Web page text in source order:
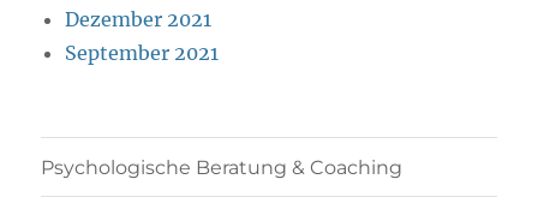
Dezember 2021
September 2021
Psychologische Beratung & Coaching